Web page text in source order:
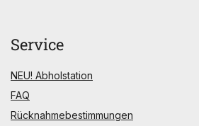
Service
NEU! Abholstation
FAQ
Rücknahmebestimmungen